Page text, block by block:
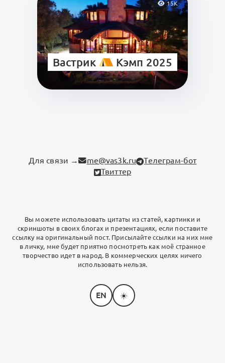
15K
Вастрик Кэмп 2025
Для связи → me@vas3k.ru
Телеграм-бот
Твиттер
Вы можете использовать цитаты из статей, картинки и
скриншоты в своих блогах и презентациях, если поставите
ссылку на оригинальный пост. Присылайте ссылки на них мне
в личку, мне будет приятно посмотреть как моё странное
творчество идет в народ. В коммерческих целях ничего
использовать нельзя.
EN